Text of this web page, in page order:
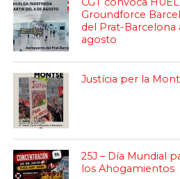
Groundforce
del Prat-Barcelona
agosto
Justícia per la
25J – Día Mundial
los Ahogamientos